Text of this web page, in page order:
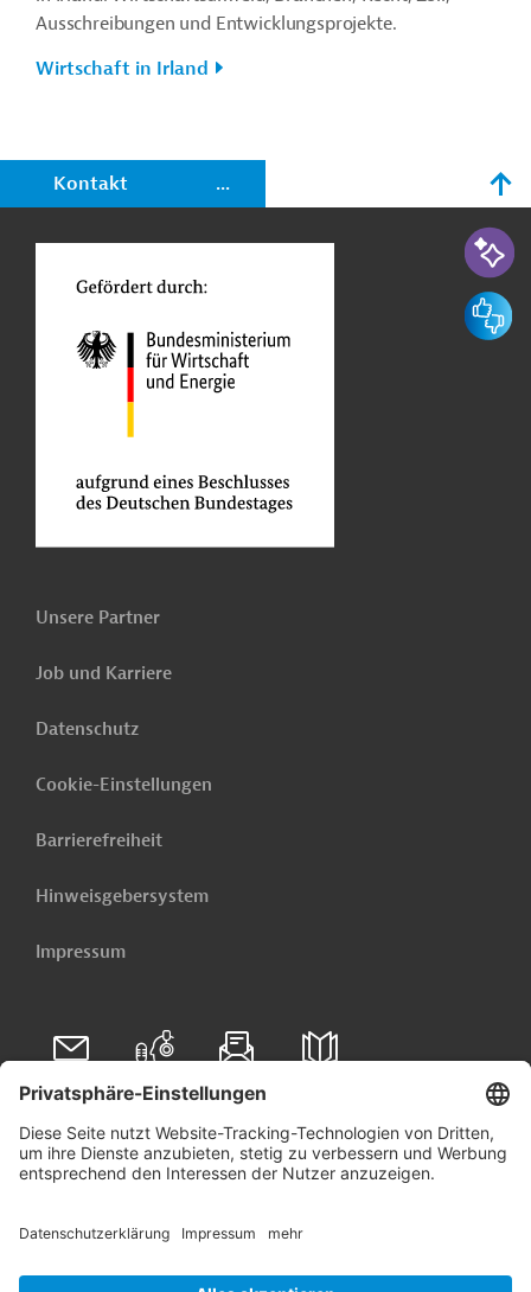
Ausschreibungen und Entwicklungsprojekte.
Wirtschaft in Irland
Kontakt ...
Unsere Partner
Job und Karriere
Datenschutz
Cookie-Einstellungen
Barrierefreiheit
Hinweisgebersystem
Impressum
Folgen Sie uns auf
Linkedin
KI-